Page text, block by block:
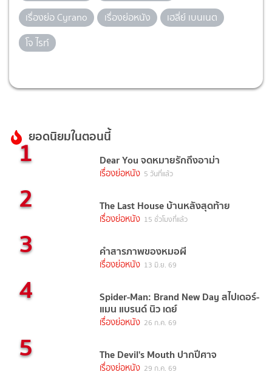
เรื่องย่อ Cyrano
เรื่องย่อหนัง
เฮลี่ย์ เบนเนต
โจ ไรท์
ยอดนิยมในตอนนี้
1 Dear You จดหมายรักถึงอาม่า
เรื่องย่อหนัง 5 วันที่แล้ว
2 The Last House บ้านหลังสุดท้าย
เรื่องย่อหนัง 15 ชั่วโมงที่แล้ว
3 คำสารภาพของหมอผี
เรื่องย่อหนัง 13 มิ.ย. 69
4 Spider-Man: Brand New Day สไปเดอร์-
แมน แบรนด์ นิว เดย์
เรื่องย่อหนัง 26 ก.ค. 69
5 The Devil's Mouth ปากปีศาจ
เรื่องย่อหนัง 29 ก.ค. 69